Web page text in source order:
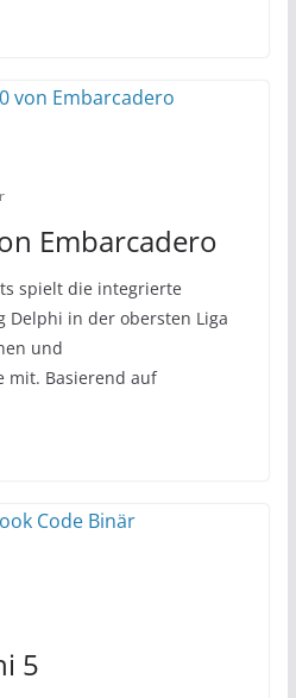
Embarcadero
spielt die integrierte
Delphi in der obersten Liga
und
mit. Basierend auf
5